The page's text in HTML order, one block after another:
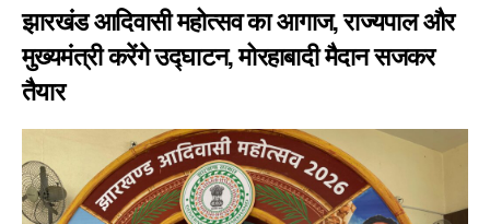
झारखंड आदिवासी महोत्सव का आगाज, राज्यपाल और
मुख्यमंत्री करेंगे उद्घाटन, मोरहाबादी मैदान सजकर
तैयार